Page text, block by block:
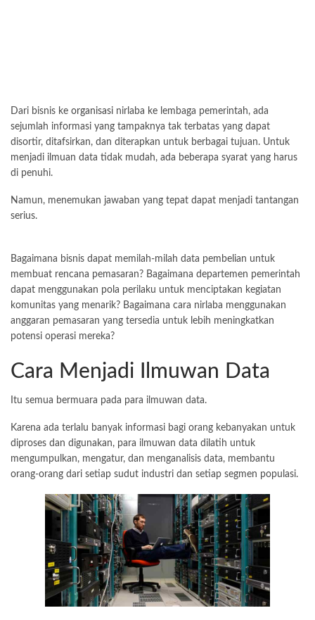
Dari bisnis ke organisasi nirlaba ke lembaga pemerintah, ada
sejumlah informasi yang tampaknya tak terbatas yang dapat
disortir, ditafsirkan, dan diterapkan untuk berbagai tujuan. Untuk
menjadi ilmuan data tidak mudah, ada beberapa syarat yang harus
di penuhi.
Namun, menemukan jawaban yang tepat dapat menjadi tantangan
serius.
Bagaimana bisnis dapat memilah-milah data pembelian untuk
membuat rencana pemasaran? Bagaimana departemen pemerintah
dapat menggunakan pola perilaku untuk menciptakan kegiatan
komunitas yang menarik? Bagaimana cara nirlaba menggunakan
anggaran pemasaran yang tersedia untuk lebih meningkatkan
potensi operasi mereka?
Cara Menjadi Ilmuwan Data
Itu semua bermuara pada para ilmuwan data.
Karena ada terlalu banyak informasi bagi orang kebanyakan untuk
diproses dan digunakan, para ilmuwan data dilatih untuk
mengumpulkan, mengatur, dan menganalisis data, membantu
orang-orang dari setiap sudut industri dan setiap segmen populasi.